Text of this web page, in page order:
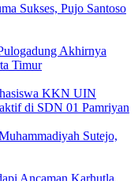
Sukses, Pujo Santoso
Akhirnya
Timur
KKN UIN
di SDN 01 Pamriyan
Sutejo,
Ancaman Karhutla,